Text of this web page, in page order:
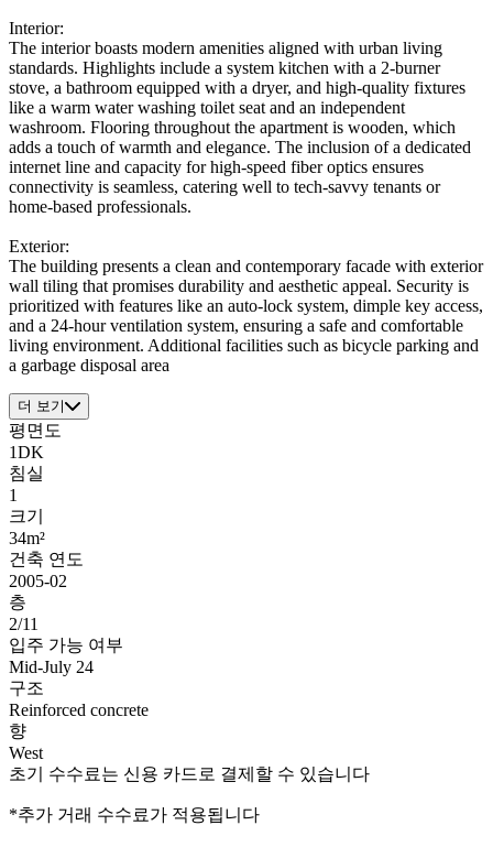
Interior:
The interior boasts modern amenities aligned with urban living
standards. Highlights include a system kitchen with a 2-burner
stove, a bathroom equipped with a dryer, and high-quality fixtures
like a warm water washing toilet seat and an independent
washroom. Flooring throughout the apartment is wooden, which
adds a touch of warmth and elegance. The inclusion of a dedicated
internet line and capacity for high-speed fiber optics ensures
connectivity is seamless, catering well to tech-savvy tenants or
home-based professionals.
Exterior:
The building presents a clean and contemporary facade with exterior
wall tiling that promises durability and aesthetic appeal. Security is
prioritized with features like an auto-lock system, dimple key access,
and a 24-hour ventilation system, ensuring a safe and comfortable
living environment. Additional facilities such as bicycle parking and
a garbage disposal area
더 보기
평면도
1DK
침실
1
크기
34m²
건축 연도
2005-02
층
2/11
입주 가능 여부
Mid-July 24
구조
Reinforced concrete
향
West
초기 수수료는 신용 카드로 결제할 수 있습니다
*추가 거래 수수료가 적용됩니다